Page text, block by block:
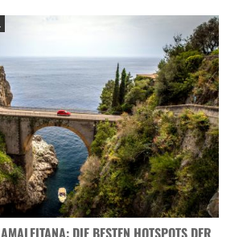
DIE BESTEN HOTSPOTS DER A